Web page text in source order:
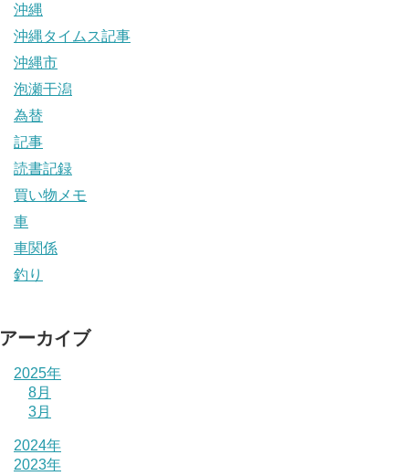
沖縄
沖縄タイムス記事
沖縄市
泡瀬干潟
為替
記事
読書記録
買い物メモ
車
車関係
釣り
アーカイブ
2025年
8月
3月
2024年
2023年